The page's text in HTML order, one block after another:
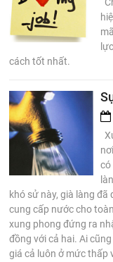
cách tốt nhất.
có
khó sử này, già làng
cung cấp nước cho
xung phong đứng ra
đồng với cả hai. Ai
giá cả luôn ở mức thấp